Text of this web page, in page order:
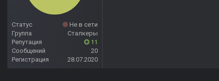
Статус
Не в сети
Группа
Сталкеры
Репутация
11
Сообщений
20
Регистрация
28.07.2020